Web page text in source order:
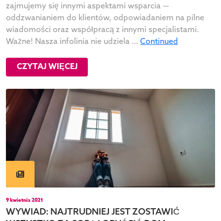
zajmujemy się innymi aspektami wsparcia —
oddzwanianiem do klientów, odpowiadaniem na pilne
wiadomości oraz współpracą z innymi specjalistami.
Ważne! Nasza infolinia nie udziela … Continued
CZYTAJ WIĘCEJ
9 kwietnia 2021
WYWIAD: NAJTRUDNIEJ JEST ZOSTAWIĆ